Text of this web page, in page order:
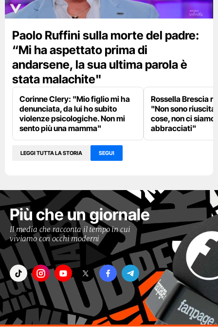
Paolo Ruffini sulla morte del padre:
“Mi ha aspettato prima di
andarsene, la sua ultima parola è
stata malachite"
Corinne Clery: "Mio figlio mi ha
denunciata, da lui ho subito
violenze psicologiche. Non mi
sento più una mamma"
Rossella Brescia
"Non sono
cose, non ci siamo
abbracciati"
LEGGI TUTTA LA STORIA SEGUI
Più che un giornale
Il media che racconta il tempo in cui
viviamo con occhi moderni